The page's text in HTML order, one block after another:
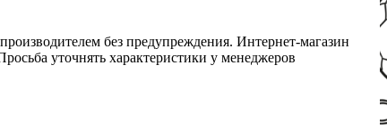
без предупреждения. Интернет-магазин
уточнять характеристики у менеджеров